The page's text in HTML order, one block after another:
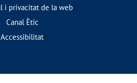
i privacitat de la web
Canal Ètic
Accessibilitat